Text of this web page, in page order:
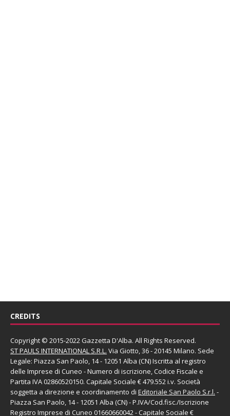
CREDITS
Copyright © 2015-2022 Gazzetta D'Alba. All Rights Reserved.
ST PAULS INTERNATIONAL S.R.L. Via Giotto, 36 - 20145 Milano. Sede
Legale: Piazza San Paolo, 14 - 12051 Alba (CN) Iscritta al registro
delle Imprese di Cuneo - Numero di iscrizione, Codice Fiscale e
Partita IVA 02860520150. Capitale Sociale € 479.552 i.v. Società
soggetta a direzione e coordinamento di Editoriale San Paolo S.r.l. -
Piazza San Paolo, 14 - 12051 Alba (CN) - P.IVA/Cod.fisc./Iscrizione
Registro Imprese di Cuneo 01660660042 - Capitale Sociale €